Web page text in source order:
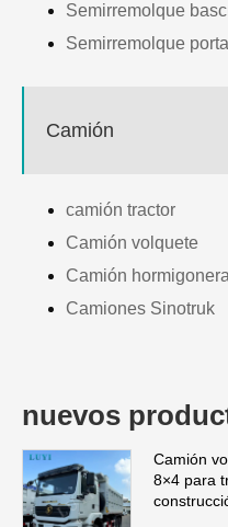
Semirremolque
Semirremolque
Camión
camión tractor
Camión volquete
Camión hormigonera
Camiones Sinotruk
nuevos
Camión
8×4 para